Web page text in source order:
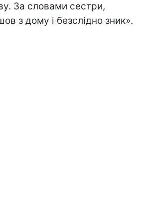
За словами сестри,
з дому і безслідно зник».